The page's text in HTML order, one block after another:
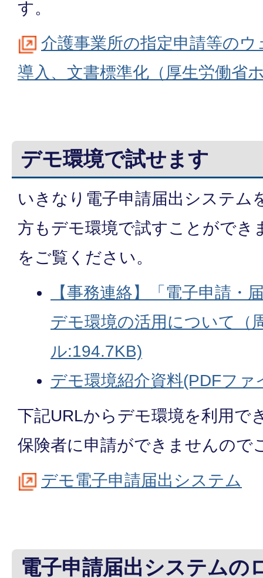
す。
介護事業所の指定申請等の
導⼊、文書標準化（厚生労働省
デモ環境で試せます
いきなり電子申請届出システム
方もデモ環境で試すことができ
をご覧ください。
【事務連絡】「電子申請・
デモ環境の活用について（
ル:194.7KB)
デモ環境紹介資料(PDFファ
下記URLからデモ環境を利用で
保険者に申請ができませんので
デモ電子申請届出システム
電子申請届出システムの